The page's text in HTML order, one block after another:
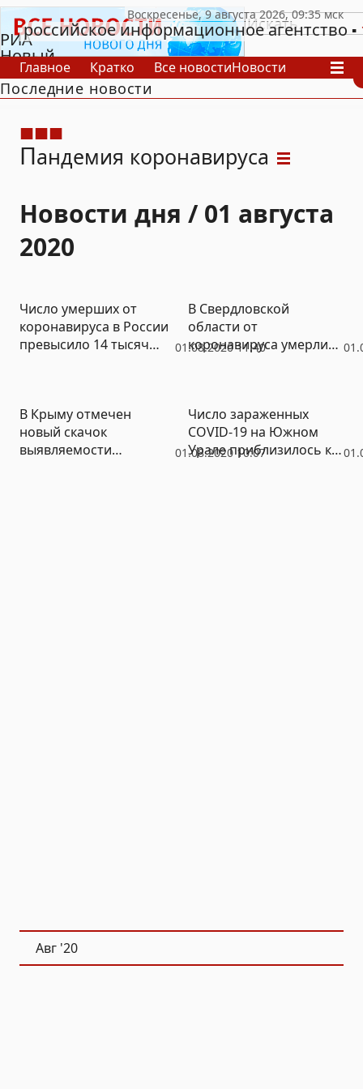
РИА
Новый
День
российское информационное агентство
Главное Кратко Все новостиНовости
В России
В мире
Последние новости
Пандемия коронавируса
Новости дня / 01 августа
2020
01.08.2020 11:40
Число умерших от
коронавируса в России
превысило 14 тысяч
В Свердловской
области от
коронавируса умерли
01.08.2020 10:07
В Крыму отмечен
новый скачок
выявляемости
Число зараженных
COVID-19 на Южном
Урале приблизилось к
Авг '20